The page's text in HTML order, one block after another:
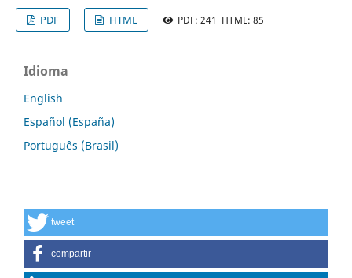
PDF
HTML PDF: 241 HTML: 85
Idioma
English
Español (España)
Português (Brasil)
tweet
compartir